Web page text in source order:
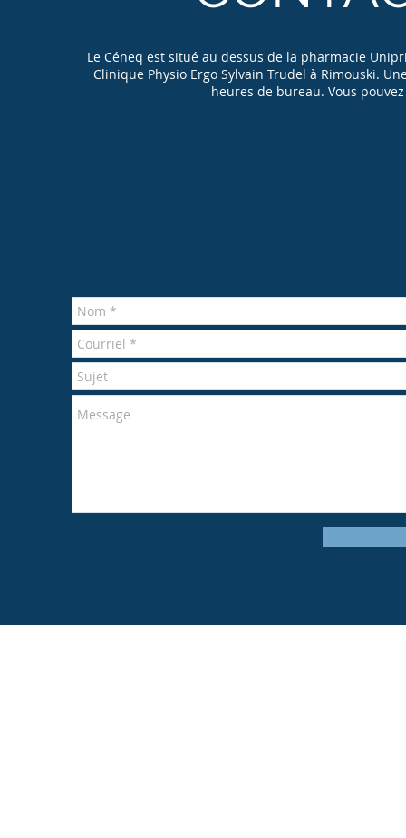
Le Céneq est situé au dessus de la pharmacie
Clinique Physio Ergo Sylvain Trudel à Rimouski.
heures de bureau. Vous